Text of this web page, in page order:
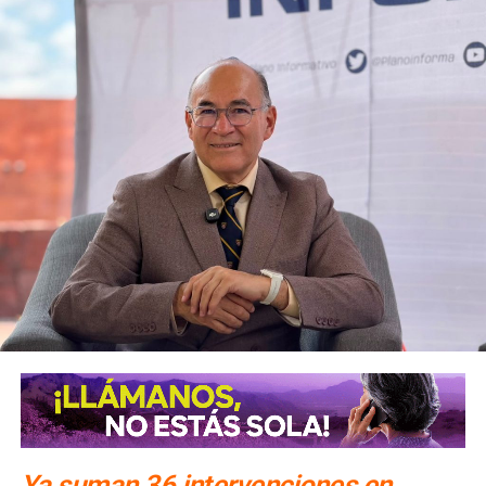
alternativa,
se contará con un acceso secundario por
avenida Simón Díaz, p
Para la salida del recinto,el flujo vehicular se distribuirá
principalmente hacia Circuito Potosí,
incorporación desde avenida de las Torres. Como salida
secundaria, los automovilistas podrán continuar por esta
misma vialidad para incorporarse a avenida Simón Díaz,
con dirección a avenida de la Constitución y el
fraccionamiento Simón Díaz.
Como parte de la estrategia de movilidad, la avenida
Francisco Martínez de la Vega, en el tramo comprendido
permanecerá cerrada al tránsito vehicular.El primer
tramo, de avenida de las Torres al callejón peatonal
América del Sur,